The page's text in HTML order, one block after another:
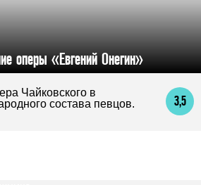
оперы «Евгений Онегин»
3,5
Чайковского в
состава певцов.